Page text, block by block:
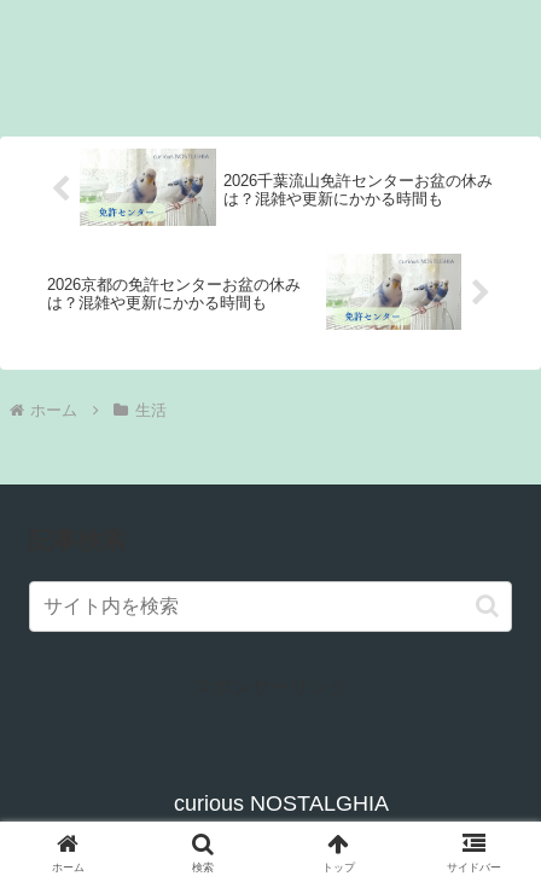
2026千葉流山免許センターお盆の休み
は？混雑や更新にかかる時間も
2026京都の免許センターお盆の休み
は？混雑や更新にかかる時間も
ホーム 生活
curious NOSTALGHIA
お問い合わせ
プライバシーポリシー
サイトマップ
プロフィール
ホーム 検索 トップ サイドバー